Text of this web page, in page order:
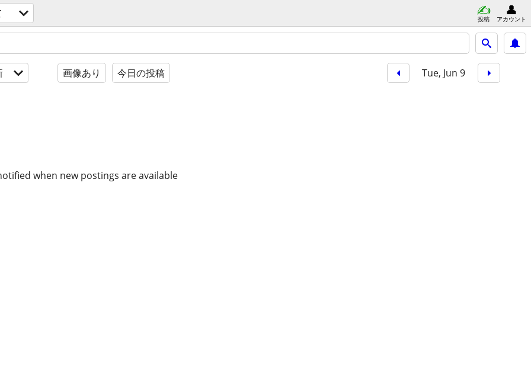
投稿 アカウント
画像あり 今日の投稿 Tue, Jun 9
when new postings are available